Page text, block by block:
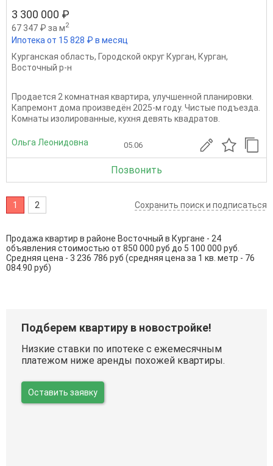
3 300 000 ₽
67 347 ₽ за м2
Ипотека от 15 828 ₽ в месяц
Курганская область, Городской округ Курган, Курган,
Восточный р-н
Продается 2 комнатная квартира, улучшенной планировки.
Капремонт дома произведён 2025-м году. Чистые подъезда.
Комнаты изолированные, кухня девять квадратов.
Ольга Леонидовна 05.06
Позвонить
1 2 Сохранить поиск и подписаться
Продажа квартир в районе Восточный в Кургане - 24
объявления стоимостью от 850 000 руб до 5 100 000 руб.
Средняя цена - 3 236 786 руб (средняя цена за 1 кв. метр - 76
084.90 руб)
Подберем квартиру в новостройке!
Низкие ставки по ипотеке с ежемесячным
платежом ниже аренды похожей квартиры.
Оставить заявку